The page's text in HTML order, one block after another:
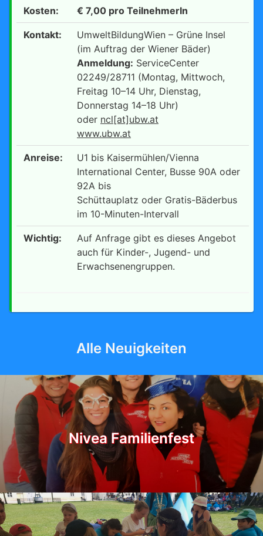
Kosten: € 7,00 pro TeilnehmerIn
Kontakt:
UmweltBildungWien – Grüne Insel
(im Auftrag der Wiener Bäder)
Anmeldung: ServiceCenter
02249/28711 (Montag, Mittwoch,
Freitag 10–14 Uhr, Dienstag,
Donnerstag 14–18 Uhr)
oder ncl[at]ubw.at
www.ubw.at
Anreise:
U1 bis Kaisermühlen/Vienna
International Center, Busse 90A oder
92A bis
Schüttauplatz oder Gratis-Bäderbus
im 10-Minuten-Intervall
Wichtig:
Auf Anfrage gibt es dieses Angebot
auch für Kinder-, Jugend- und
Erwachsenengruppen.
Alle Neuigkeiten
Nivea Familienfest